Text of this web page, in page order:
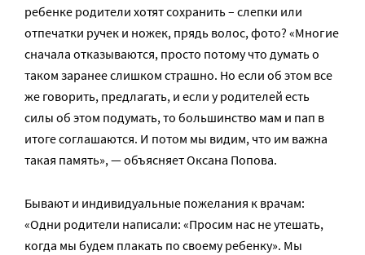
ребенке родители хотят сохранить – слепки или
отпечатки ручек и ножек, прядь волос, фото? «Многие
сначала отказываются, просто потому что думать о
таком заранее слишком страшно. Но если об этом все
же говорить, предлагать, и если у родителей есть
силы об этом подумать, то большинство мам и пап в
итоге соглашаются. И потом мы видим, что им важна
такая память», — объясняет Оксана Попова.
Бывают и индивидуальные пожелания к врачам:
«Одни родители написали: «Просим нас не утешать,
когда мы будем плакать по своему ребенку». Мы